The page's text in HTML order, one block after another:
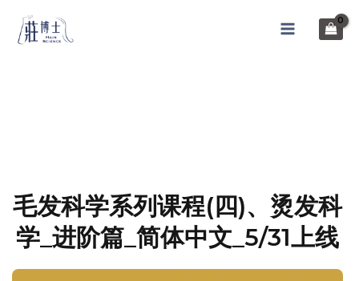
毛发科学系列课程(四)、烫发科
学_进阶篇_简体中文_5/31上线